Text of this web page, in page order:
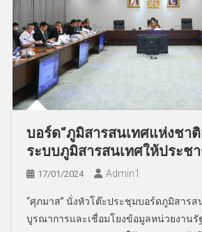
บอร์ด“ภูมิสารสนเทศแห่งชา
ระบบภูมิสารสนเทศให้ประช
17/01/2024 Admin​1
“ศุภมาส” นั่งหัวโต๊ะประชุมบอร์ดภูมิสารส
บูรณาการและเชื่อมโยงข้อมูลหน่วยงานรั